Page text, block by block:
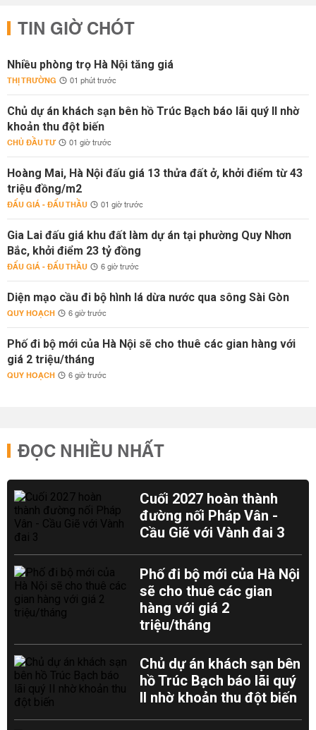
TIN GIỜ CHÓT
Nhiều phòng trọ Hà Nội tăng giá
THỊ TRƯỜNG 01 phút trước
Chủ dự án khách sạn bên hồ Trúc Bạch báo lãi quý II nhờ
khoản thu đột biến
CHỦ ĐẦU TƯ 01 giờ trước
Hoàng Mai, Hà Nội đấu giá 13 thửa đất ở, khởi điểm từ 43
triệu đồng/m2
ĐẤU GIÁ - ĐẤU THẦU 01 giờ trước
Gia Lai đấu giá khu đất làm dự án tại phường Quy Nhơn
Bắc, khởi điểm 23 tỷ đồng
ĐẤU GIÁ - ĐẤU THẦU 6 giờ trước
Diện mạo cầu đi bộ hình lá dừa nước qua sông Sài Gòn
QUY HOẠCH 6 giờ trước
Phố đi bộ mới của Hà Nội sẽ cho thuê các gian hàng với
giá 2 triệu/tháng
QUY HOẠCH 6 giờ trước
ĐỌC NHIỀU NHẤT
Cuối 2027 hoàn thành
đường nối Pháp Vân -
Cầu Giẽ với Vành đai 3
Phố đi bộ mới của Hà Nội
sẽ cho thuê các gian
hàng với giá 2
triệu/tháng
Chủ dự án khách sạn bên
hồ Trúc Bạch báo lãi quý
II nhờ khoản thu đột biến